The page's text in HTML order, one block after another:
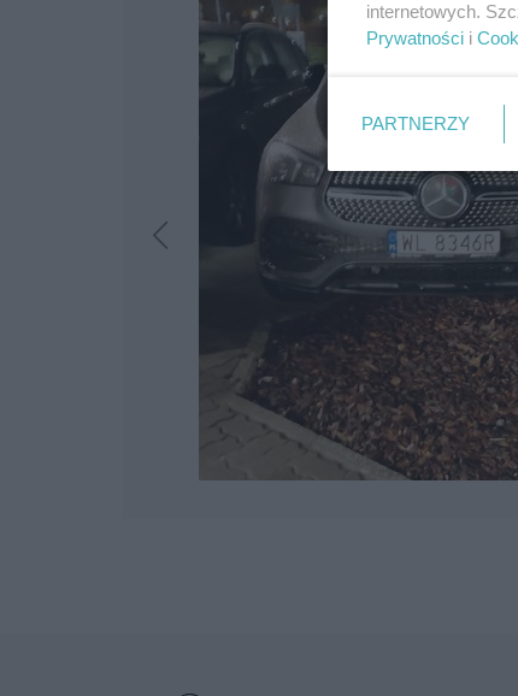
internetowych.
Prywatności i
PARTNERZY